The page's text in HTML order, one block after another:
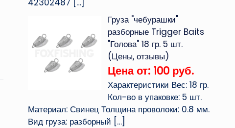
42302487 […]
Груза "чебурашки"
разборные Trigger Baits
"Голова" 18 гр. 5 шт.
(Цены, отзывы)
Цена от: 100 руб.
Характеристики Вес: 18 гр.
Кол-во в упаковке: 5 шт.
Материал: Свинец Толщина проволоки: 0.8 мм.
Вид груза: разборный […]